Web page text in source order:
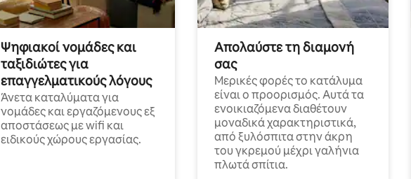
Ψηφιακοί νομάδες και
ταξιδιώτες για
επαγγελματικούς λόγους
Άνετα καταλύματα για
νομάδες και εργαζόμενους εξ
αποστάσεως με wifi και
ειδικούς χώρους εργασίας.
Απολαύστε τη διαμονή
σας
Μερικές φορές το κατάλυμα
είναι ο προορισμός. Αυτά τα
ενοικιαζόμενα διαθέτουν
μοναδικά χαρακτηριστικά,
από ξυλόσπιτα στην άκρη
του γκρεμού μέχρι γαλήνια
πλωτά σπίτια.